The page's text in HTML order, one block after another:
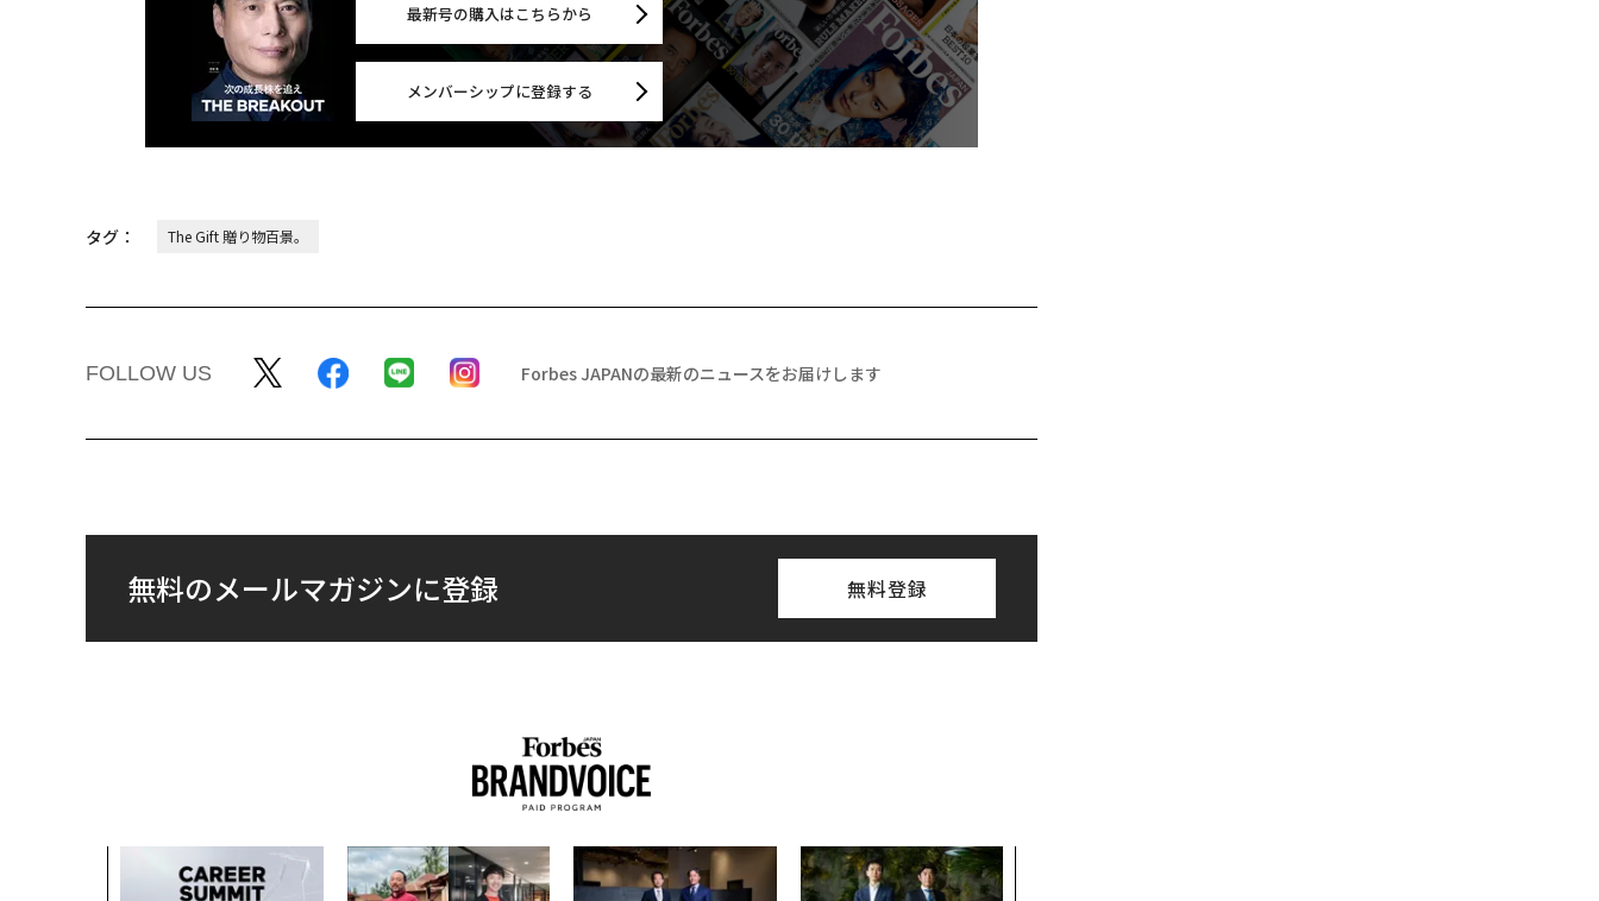
最新号の購入はこちらから
メンバーシップに登録する
タグ： The Gift 贈り物百景。
FOLLOW US Forbes JAPANの最新のニュースをお届けします
無料のメールマガジンに登録 無料登録